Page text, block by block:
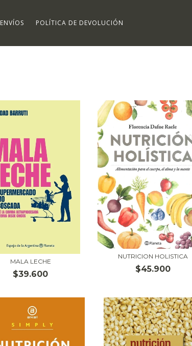
ENVÍOS POLÍTICA DE DEVOLUCIÓN
MALA LECHE
$39.600
NUTRICION HOLISTICA
$45.900